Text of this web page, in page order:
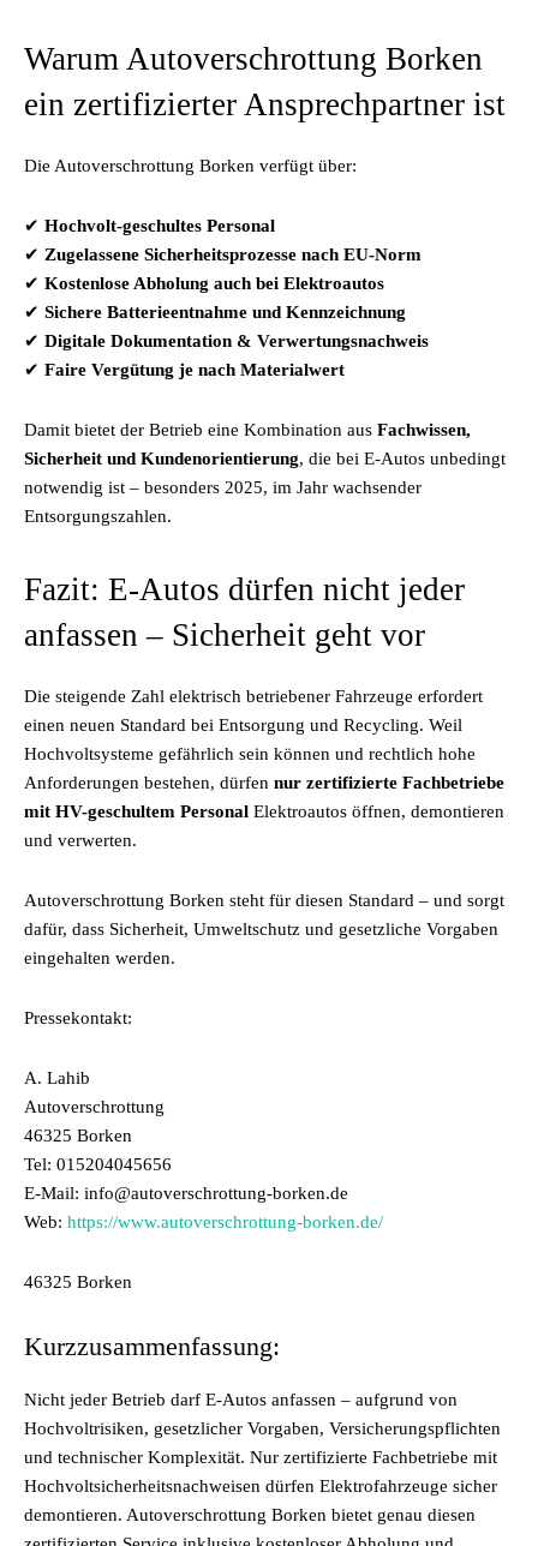
Warum Autoverschrottung Borken
ein zertifizierter Ansprechpartner ist
Die Autoverschrottung Borken verfügt über:
✔ Hochvolt-geschultes Personal
✔ Zugelassene Sicherheitsprozesse nach EU-Norm
✔ Kostenlose Abholung auch bei Elektroautos
✔ Sichere Batterieentnahme und Kennzeichnung
✔ Digitale Dokumentation & Verwertungsnachweis
✔ Faire Vergütung je nach Materialwert
Damit bietet der Betrieb eine Kombination aus Fachwissen,
Sicherheit und Kundenorientierung, die bei E-Autos unbedingt
notwendig ist – besonders 2025, im Jahr wachsender
Entsorgungszahlen.
Fazit: E-Autos dürfen nicht jeder
anfassen – Sicherheit geht vor
Die steigende Zahl elektrisch betriebener Fahrzeuge erfordert
einen neuen Standard bei Entsorgung und Recycling. Weil
Hochvoltsysteme gefährlich sein können und rechtlich hohe
Anforderungen bestehen, dürfen nur zertifizierte Fachbetriebe
mit HV-geschultem Personal Elektroautos öffnen, demontieren
und verwerten.
Autoverschrottung Borken steht für diesen Standard – und sorgt
dafür, dass Sicherheit, Umweltschutz und gesetzliche Vorgaben
eingehalten werden.
Pressekontakt:
A. Lahib
Autoverschrottung
46325 Borken
Tel: 015204045656
E-Mail: info@autoverschrottung-borken.de
Web: https://www.autoverschrottung-borken.de/
46325 Borken
Kurzzusammenfassung:
Nicht jeder Betrieb darf E-Autos anfassen – aufgrund von
Hochvoltrisiken, gesetzlicher Vorgaben, Versicherungspflichten
und technischer Komplexität. Nur zertifizierte Fachbetriebe mit
Hochvoltsicherheitsnachweisen dürfen Elektrofahrzeuge sicher
demontieren. Autoverschrottung Borken bietet genau diesen